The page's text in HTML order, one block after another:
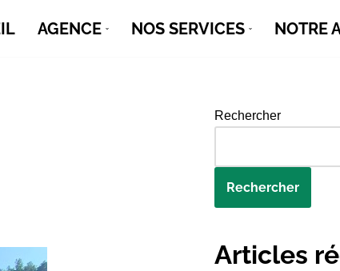
AGENCE NOS SERVICES NOTRE
Rechercher
Rechercher
Articles